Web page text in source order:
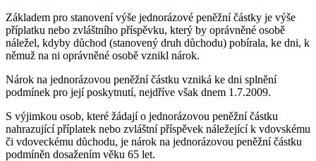
Základem pro stanovení výše jednorázové peněžní částky je výše
příplatku nebo zvláštního příspěvku, který by oprávněné osobě
náležel, kdyby důchod (stanovený druh důchodu) pobírala, ke dni, k
němuž na ni oprávněné osobě vznikl nárok.
Nárok na jednorázovou peněžní částku vzniká ke dni splnění
podmínek pro její poskytnutí, nejdříve však dnem 1.7.2009.
S výjimkou osob, které žádají o jednorázovou peněžní částku
nahrazující příplatek nebo zvláštní příspěvek náležející k vdovskému
či vdoveckému důchodu, je nárok na jednorázovou peněžní částku
podmíněn dosažením věku 65 let.